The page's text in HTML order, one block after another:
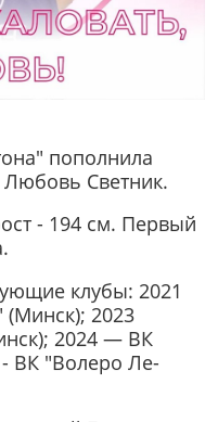
пополнила
Светник.
- 194 см. Первый
клубы: 2021
2023
2024 — ВК
- ВК "Волеро Ле-